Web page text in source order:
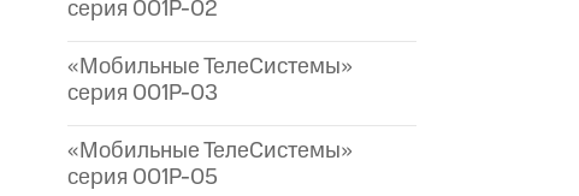
серия 001P-02
«Мобильные ТелеСистемы»
серия 001P-03
«Мобильные ТелеСистемы»
серия 001P-05